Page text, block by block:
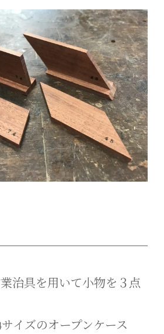
治具を用いて小物を３点
イズのオープンケース